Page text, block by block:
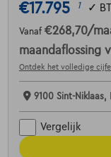
€17.795 1 ✓
Vanaf €268,70/
maandaflossing
Ontdek het volledige
9100 Sint-Niklaas,
Vergelijk